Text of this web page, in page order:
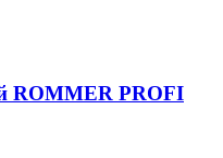
ROMMER PROFI